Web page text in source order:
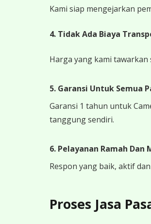
Kami siap mengejarkan
4. Tidak Ada Biaya
Harga yang kami
5. Garansi Untuk Semua
Garansi 1 tahun untuk
tanggung sendiri.
6. Pelayanan Ramah Dan
Respon yang baik, aktif
Proses Jasa